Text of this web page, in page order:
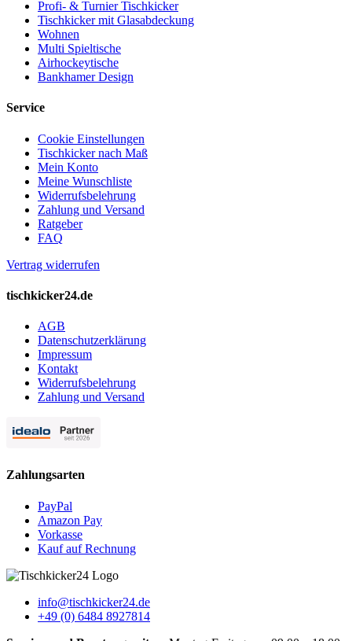
Profi- & Turnier Tischkicker
Tischkicker mit Glasabdeckung
Wohnen
Multi Spieltische
Airhockeytische
Bankhamer Design
Service
Cookie Einstellungen
Tischkicker nach Maß
Mein Konto
Meine Wunschliste
Widerrufsbelehrung
Zahlung und Versand
Ratgeber
FAQ
Vertrag widerrufen
tischkicker24.de
AGB
Datenschutzerklärung
Impressum
Kontakt
Widerrufsbelehrung
Zahlung und Versand
Zahlungsarten
PayPal
Amazon Pay
Vorkasse
Kauf auf Rechnung
info@tischkicker24.de
+49 (0) 6484 8927814